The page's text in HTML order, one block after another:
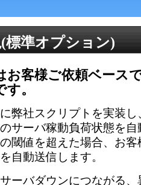
標準オプション)
お客様ご依頼ベース
。
弊社スクリプトを実装
サーバ稼動負荷状態を
閾値を超えた場合、お
自動送信します。
ーバダウンにつながる